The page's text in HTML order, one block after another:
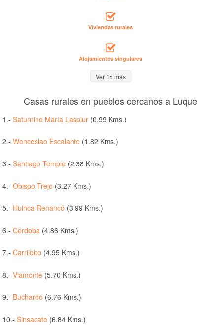
Viviendas rurales
Alojamientos singulares
Ver 15 más
Casas rurales en pueblos cercanos a Luque
1.- Saturnino María Laspiur (0.99 Kms.)
2.- Wenceslao Escalante (1.82 Kms.)
3.- Santiago Temple (2.38 Kms.)
4.- Obispo Trejo (3.27 Kms.)
5.- Huinca Renancó (3.99 Kms.)
6.- Córdoba (4.86 Kms.)
7.- Carrilobo (4.95 Kms.)
8.- Viamonte (5.70 Kms.)
9.- Buchardo (6.76 Kms.)
10.- Sinsacate (6.84 Kms.)